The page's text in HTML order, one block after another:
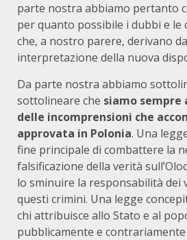
parte nostra abbiamo pertanto
per quanto possibile i dubbi e le
che, a nostro parere, derivano
interpretazione della nuova
Da parte nostra abbiamo
sottolineare che siamo
delle incomprensioni che
approvata in Polonia. Una
fine principale di combattere la
falsificazione della verità
lo sminuire la responsabilità dei
questi crimini. Una legge
chi attribuisce allo Stato e al
pubblicamente e